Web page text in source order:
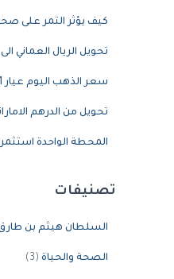
كيف يؤثر التمر على
تحويل الريال العماني الى
سعر الذهب اليوم عيار 21
تحويل من الدرهم
المحطة الواحدة
تصنيفات
السلطان هيثم بن
الصحة والحياة (3)